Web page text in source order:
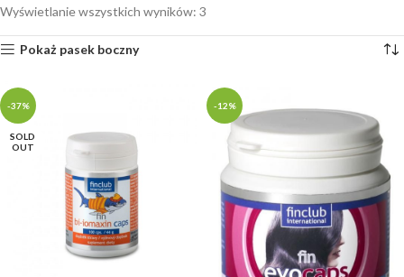
Wyświetlanie wszystkich wyników: 3
Pokaż pasek boczny
-37%
SOLD
OUT
-12%